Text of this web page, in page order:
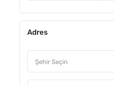
Dükkan & mağaza
Adres